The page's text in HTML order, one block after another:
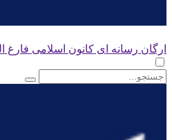
ارگان رسانه ای کانون اسلامی فارغ